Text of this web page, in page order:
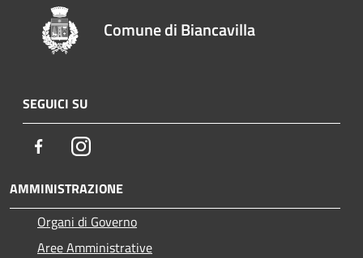
Comune di Biancavilla
SEGUICI SU
FacebookInstagram
AMMINISTRAZIONE
Organi di Governo
Aree Amministrative